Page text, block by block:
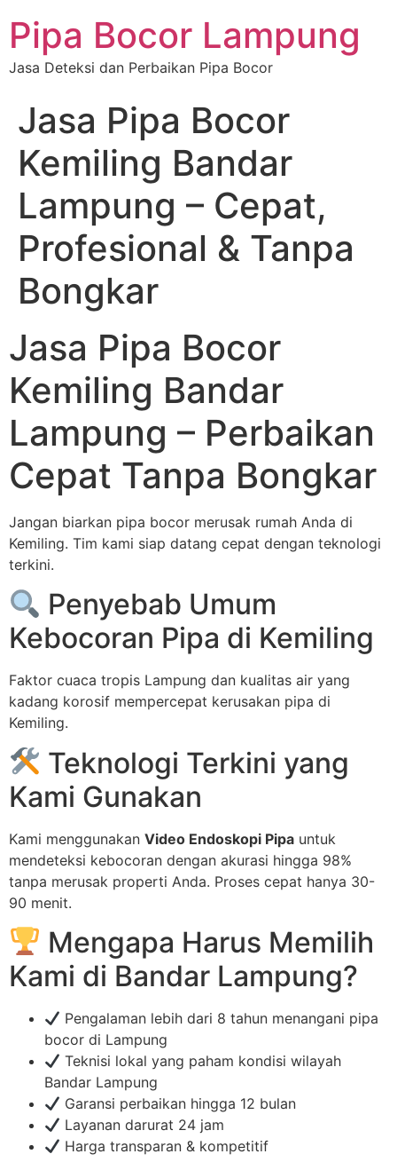
Pipa Bocor Lampung
Jasa Deteksi dan Perbaikan Pipa Bocor
Jasa Pipa Bocor
Kemiling Bandar
Lampung – Cepat,
Profesional & Tanpa
Bongkar
Jasa Pipa Bocor
Kemiling Bandar
Lampung – Perbaikan
Cepat Tanpa Bongkar
Jangan biarkan pipa bocor merusak rumah Anda di
Kemiling. Tim kami siap datang cepat dengan teknologi
terkini.
Penyebab Umum
Kebocoran Pipa di Kemiling
Faktor cuaca tropis Lampung dan kualitas air yang
kadang korosif mempercepat kerusakan pipa di
Kemiling.
Teknologi Terkini yang
Kami Gunakan
Kami menggunakan Video Endoskopi Pipa untuk
mendeteksi kebocoran dengan akurasi hingga 98%
tanpa merusak properti Anda. Proses cepat hanya 30-
90 menit.
Mengapa Harus Memilih
Kami di Bandar Lampung?
Pengalaman lebih dari 8 tahun menangani pipa
bocor di Lampung
Teknisi lokal yang paham kondisi wilayah
Bandar Lampung
Garansi perbaikan hingga 12 bulan
Layanan darurat 24 jam
Harga transparan & kompetitif